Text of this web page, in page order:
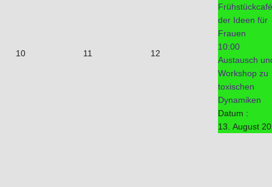
10 11 12
Frühstückcafé
der Ideen für
Frauen
10:00
Austausch
Workshop zu
toxischen
Dynamiken
Datum :
13. August